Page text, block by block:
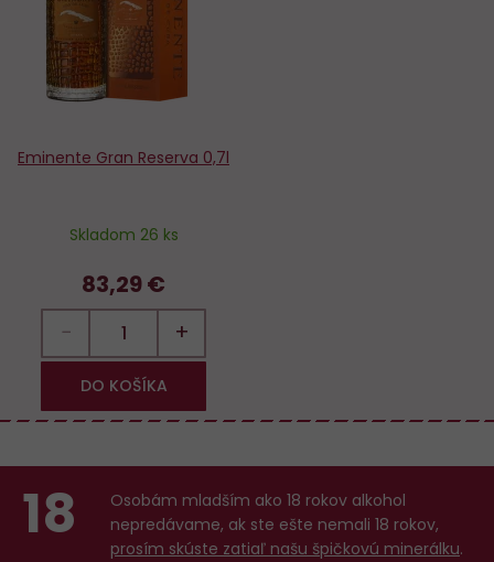
Eminente Gran Reserva 0,7l
Skladom 26 ks
83,29 €
− +
DO KOŠÍKA
18
Osobám mladším ako 18 rokov alkohol
nepredávame, ak ste ešte nemali 18 rokov,
prosím skúste zatiaľ našu špičkovú minerálku.